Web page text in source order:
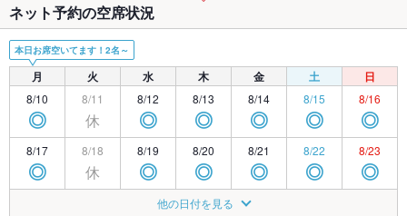
ネット予約の空席状況
本日お席空いてます！2名～
月 火 水 木 金 土 日
8/10
◎
8/11
休
8/12
◎
8/13
◎
8/14
◎
8/15
◎
8/16
◎
8/17
◎
8/18
休
8/19
◎
8/20
◎
8/21
◎
8/22
◎
8/23
◎
8/26 8/27 8/28
他の日付を見る